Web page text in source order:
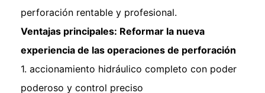
perforación rentable y profesional.
Ventajas principales: Reformar la nueva
experiencia de las operaciones de perforación
1. accionamiento hidráulico completo con poder
poderoso y control preciso